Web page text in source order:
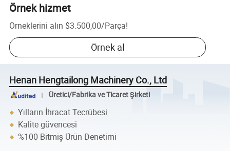
Örnek hizmet
Örneklerini alın $3.500,00/Parça!
Örnek al
Henan Hengtailong Machinery Co., Ltd
Üretici/Fabrika ve Ticaret Şirketi
Yılların İhracat Tecrübesi
Kalite güvencesi
%100 Bitmiş Ürün Denetimi